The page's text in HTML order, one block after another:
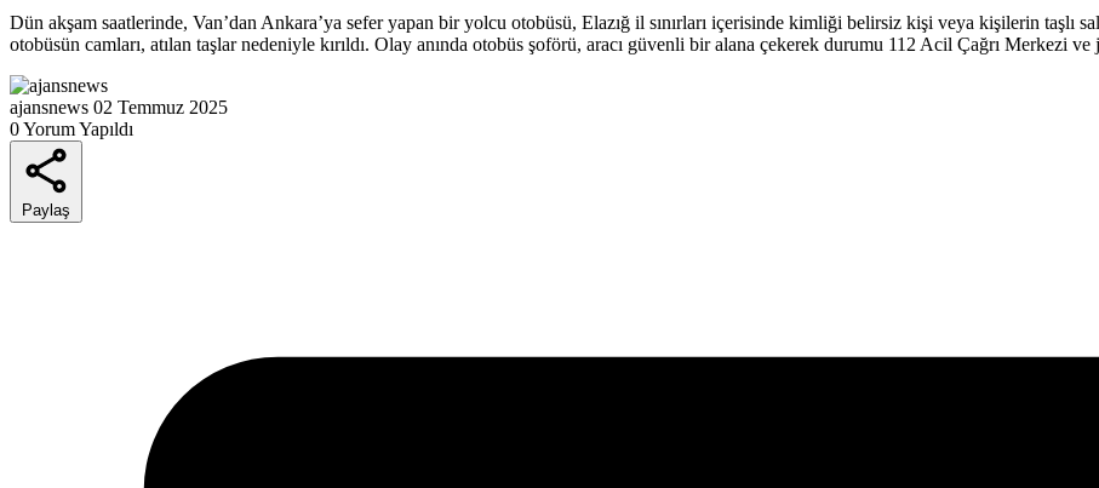
Dün akşam saatlerinde, Van’dan Ankara’ya sefer yapan bir yolcu otobüsü, Elazığ il sınırları içerisinde kimliği belirsiz kişi veya kişilerin taşlı
otobüsün camları, atılan taşlar nedeniyle kırıldı. Olay anında otobüs şoförü, aracı güvenli bir alana çekerek durumu 112 Acil Çağrı Merkezi
ajansnews 02 Temmuz 2025
0 Yorum Yapıldı
Paylaş